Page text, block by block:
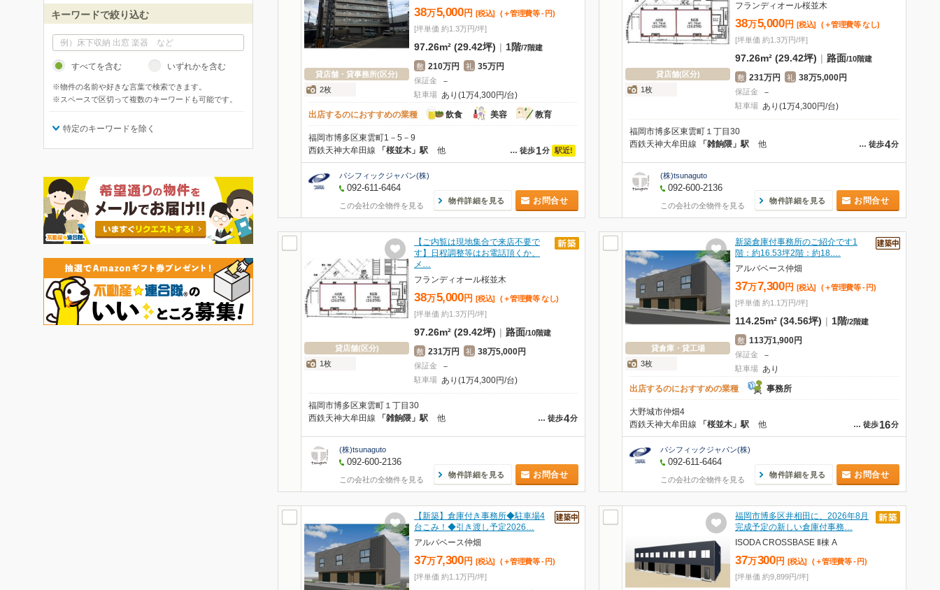
キーワードで絞り込む
すべてを含む いずれかを含む
※物件の名前や好きな言葉で検索できます。
※スペースで区切って複数のキーワードも可能です。
特定のキーワードを除く
貸店舗・貸事務所(区分)
2枚
38万5,000 円 [税込] (＋管理費等 - 円)
[坪単価 約1.3万円/坪]
97.26m² (29.42坪) | 1階/7階建
敷 210万円 礼 35万円
保証金 －
駐車場 あり(1万4,300円/台)
出店するのにおすすめの業種
飲食 美容 教育
福岡市博多区東雲町1－5－9
… 徒歩1分 駅近!
西鉄天神大牟田線 「桜並木」駅 他
パシフィックジャパン(株)
092-611-6464
この会社の全物件を見る
物件詳細を見る お問合せ
貸店舗(区分)
1枚
フランディオール桜並木
38万5,000 円 [税込] (＋管理費等 なし)
[坪単価 約1.3万円/坪]
97.26m² (29.42坪) | 路面/10階建
敷 231万円 礼 38万5,000円
保証金 －
駐車場 あり(1万4,300円/台)
福岡市博多区東雲町１丁目30
… 徒歩4分
西鉄天神大牟田線 「雑餉隈」駅 他
(株)tsunaguto
092-600-2136
この会社の全物件を見る
物件詳細を見る お問合せ
貸店舗(区分)
1枚
【ご内覧は現地集合で来店不要で
す】日程調整等はお電話頂くか、
メ…
フランディオール桜並木
38万5,000 円 [税込] (＋管理費等 なし)
[坪単価 約1.3万円/坪]
97.26m² (29.42坪) | 路面/10階建
敷 231万円 礼 38万5,000円
保証金 －
駐車場 あり(1万4,300円/台)
福岡市博多区東雲町１丁目30
… 徒歩4分
西鉄天神大牟田線 「雑餉隈」駅 他
(株)tsunaguto
092-600-2136
この会社の全物件を見る
物件詳細を見る お問合せ
貸倉庫・貸工場
3枚
新築倉庫付事務所のご紹介です1
階：約16.53坪2階：約18.…
アルバベース仲畑
37万7,300 円 [税込] (＋管理費等 - 円)
[坪単価 約1.1万円/坪]
114.25m² (34.56坪) | 1階/2階建
敷 113万1,900円
保証金 －
駐車場 あり
出店するのにおすすめの業種
事務所
大野城市仲畑4
… 徒歩16分
西鉄天神大牟田線 「桜並木」駅 他
パシフィックジャパン(株)
092-611-6464
この会社の全物件を見る
物件詳細を見る お問合せ
【新築】倉庫付き事務所◆駐車場4
台こみ！◆引き渡し予定2026…
アルバベース仲畑
37万7,300 円 [税込] (＋管理費等 - 円)
[坪単価 約1.1万円/坪]
福岡市博多区井相田に、2026年8月
完成予定の新しい倉庫付事務…
ISODA CROSSBASE Ⅱ棟 A
37万300 円 [税込] (＋管理費等 - 円)
[坪単価 約9,899円/坪]